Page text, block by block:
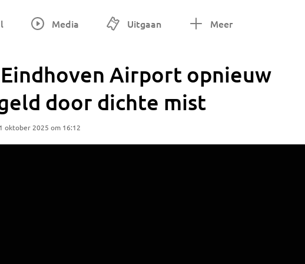
Media Uitgaan Meer
Airport opnieuw
door dichte mist
oktober 2025 om 16:12